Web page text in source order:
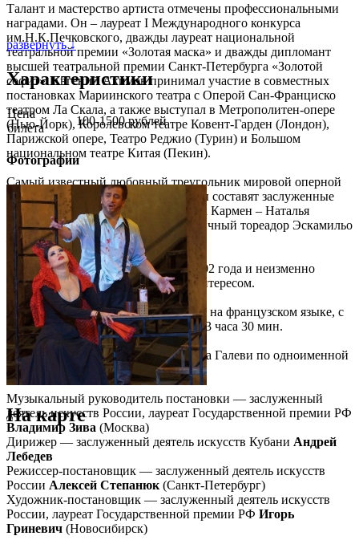
Талант и мастерство артиста отмечены профессиональными
наградами. Он – лауреат I Международного конкурса
им.Н.К.Печковского, дважды лауреат национальной
театральной премии «Золотая маска» и дважды дипломант
высшей театральной премии Санкт-Петербурга «Золотой
софит». Евгений Акимов принимал участие в совместных
постановках Мариинского театра с Оперой Сан-Франциско
театром Ла Скала, а также выступал в Метрополитен-опере
(Нью-Йорк), Королевском театре Ковент-Гарден (Лондон),
Парижской опере, Театро Реджио (Турин) и Большом
национальном театре Китая (Пекин).
Самый известный любовный треугольник мировой оперной
сцены с гостем из северной столицы составят заслуженные
артисты Кубани: красавица цыганка Кармен – Наталья
Бызеева и блистательный харизматичный тореадор Эскамильо
– Владимир Кузнецов.
Опера «Кармен» на сцене идет с 2002 года и неизменно
пользуется большим зрительским интересом.
Опера в 4-х действиях. Исполняется на французском языке, с
субтитрами, продолжительность — 3 часа 30 мин.
Либретто Анри Мельяка и Людовика Галеви по одноименной
новелле Проспера Мериме
Музыкальный руководитель постановки — заслуженный
деятель искусств России, лауреат Государственной премии РФ
Владимир Зива (Москва)
Дирижер — заслуженный деятель искусств Кубани Андрей
Лебедев
Режиссер-постановщик — заслуженный деятель искусств
России Алексей Степанюк (Санкт-Петербург)
Художник-постановщик — заслуженный деятель искусств
России, лауреат Государственной премии РФ Игорь
Гриневич (Новосибирск)
развернуть ↓
Характеристики
Цена
билета
100-1500 рублей
Фотографии
На карте